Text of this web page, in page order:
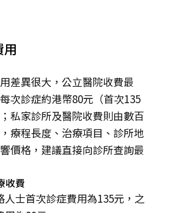
差異很大，公立醫院收費最
次診症約港幣80元（首次135
私家診所及醫院收費則由數百
療程長度、治療項目、診所地
價格，建議直接向診所查詢最
收費
人士首次診症費用為135元，之